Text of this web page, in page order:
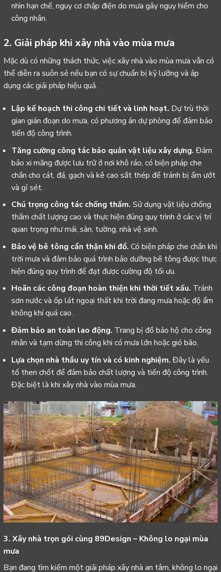
nhìn hạn chế, nguy cơ chập điện do mưa gây nguy hiểm cho
công nhân.
2. Giải pháp khi xây nhà vào mùa mưa
Mặc dù có những thách thức, việc xây nhà vào mùa mưa vẫn có
thể diễn ra suôn sẻ nếu bạn có sự chuẩn bị kỹ lưỡng và áp
dụng các giải pháp hiệu quả.
Lập kế hoạch thi công chi tiết và linh hoạt. Dự trù thời
gian gián đoạn do mưa, có phương án dự phòng để đảm bảo
tiến độ công trình.
Tăng cường công tác bảo quản vật liệu xây dựng. Đảm
bảo xi măng được lưu trữ ở nơi khô ráo, có biện pháp che
chắn cho cát, đá, gạch và kê cao sắt thép để tránh bị ẩm ướt
và gỉ sét.
Chú trọng công tác chống thấm. Sử dụng vật liệu chống
thấm chất lượng cao và thực hiện đúng quy trình ở các vị trí
quan trọng như mái, sàn, tường, nhà vệ sinh.
Bảo vệ bê tông cẩn thận khi đổ. Có biện pháp che chắn khi
trời mưa và đảm bảo quá trình bảo dưỡng bê tông được thực
hiện đúng quy trình để đạt được cường độ tối ưu.
Hoãn các công đoạn hoàn thiện khi thời tiết xấu. Tránh
sơn nước và ốp lát ngoại thất khi trời đang mưa hoặc độ ẩm
không khí quá cao.
Đảm bảo an toàn lao động. Trang bị đồ bảo hộ cho công
nhân và tạm dừng thi công khi có mưa lớn hoặc gió bão.
Lựa chọn nhà thầu uy tín và có kinh nghiệm. Đây là yếu
tố then chốt để đảm bảo chất lượng và tiến độ công trình.
Đặc biệt là khi xây nhà vào mùa mưa.
3. Xây nhà trọn gói cùng 89Design – Không lo ngại mùa
mưa
Bạn đang tìm kiếm một giải pháp xây nhà an tâm, không lo ngại